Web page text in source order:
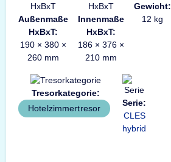
Außenmaße
HxBxT:
190 × 380 ×
260 mm
Innenmaße
HxBxT:
186 × 376 ×
210 mm
Gewicht:
12 kg
Tresorkategorie:
Hotelzimmertresor
Serie:
CLES
hybrid